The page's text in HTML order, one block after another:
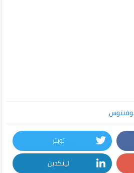
تويتر
لينكدين